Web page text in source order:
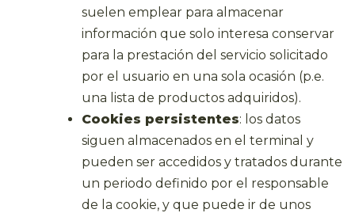
suelen emplear para almacenar
información que solo interesa conservar
para la prestación del servicio solicitado
por el usuario en una sola ocasión (p.e.
una lista de productos adquiridos).
Cookies persistentes: los datos
siguen almacenados en el terminal y
pueden ser accedidos y tratados durante
un periodo definido por el responsable
de la cookie, y que puede ir de unos